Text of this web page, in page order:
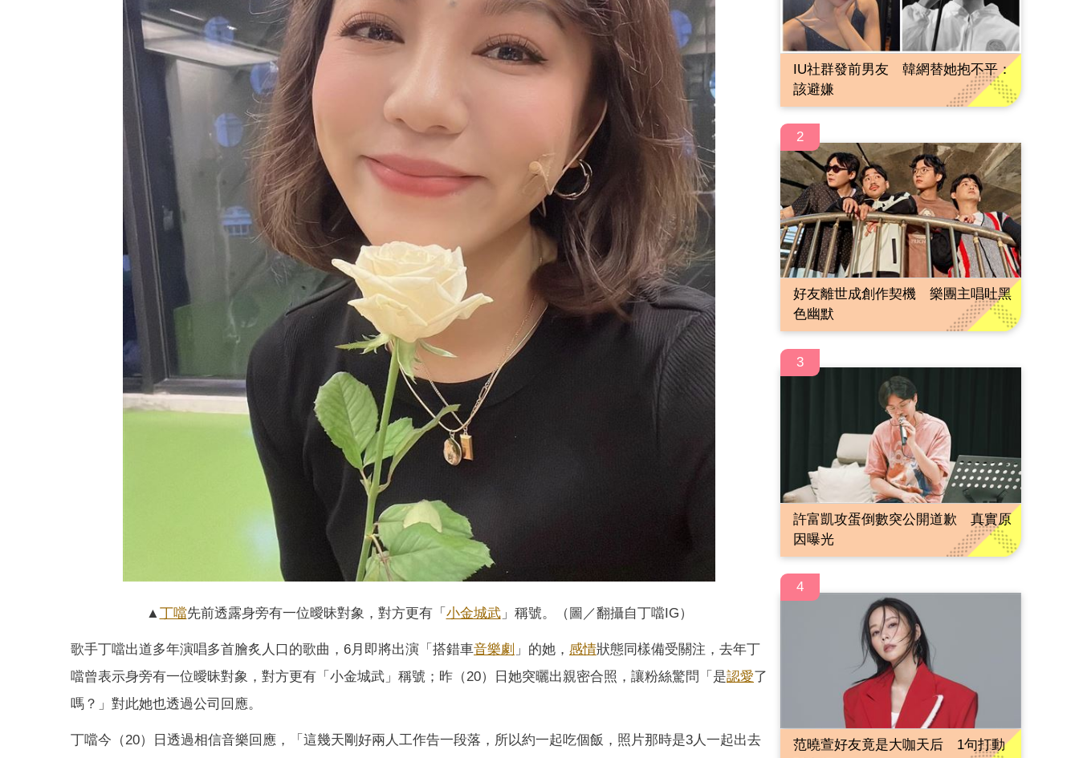
▲丁噹先前透露身旁有一位曖昧對象，對方更有「 小金城武」稱號。（圖／翻攝自丁噹IG）
歌手丁噹出道多年演唱多首膾炙人口的歌曲，6月即將出演「搭錯車音樂劇 」的她， 感情狀態同樣備受關注，去年丁
噹曾表示身旁有一位曖昧對象，對方更有「小金城武」稱號；昨（20）日她突曬出親密合照，讓粉絲驚問「是認愛了
嗎？」對此她也透過公司回應。
丁噹今（20）日透過相信音樂回應，「這幾天剛好兩人工作告一段落，所以約一起吃個飯，照片那時是3人一起出去
IU社群發前男友 韓網替她抱不平：
該避嫌
2
好友離世成創作契機 樂團主唱吐黑
色幽默
3
許富凱攻蛋倒數突公開道歉 真實原
因曝光
4
范曉萱好友竟是大咖天后 1句打動